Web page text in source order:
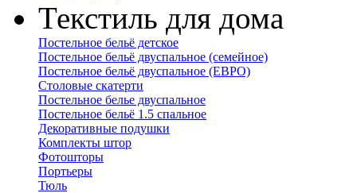
Текстиль для дома
Постельное бельё детское
Постельное бельё двуспальное (семейное)
Постельное бельё двуспальное (ЕВРО)
Столовые скатерти
Постельное белье двуспальное
Постельное бельё 1.5 спальное
Декоративные подушки
Комплекты штор
Фотошторы
Портьеры
Тюль